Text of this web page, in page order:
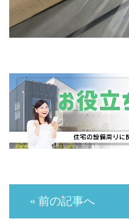
« 前の記事へ